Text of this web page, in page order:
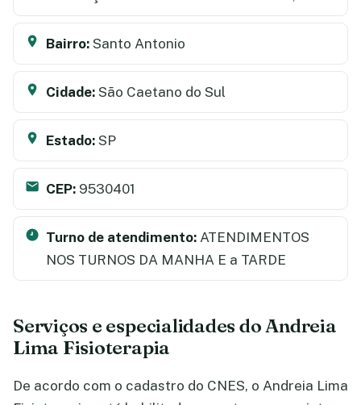
Bairro: Santo Antonio
Cidade: São Caetano do Sul
Estado: SP
CEP: 9530401
Turno de atendimento: ATENDIMENTOS
NOS TURNOS DA MANHA E a TARDE
Serviços e especialidades do Andreia
Lima Fisioterapia
De acordo com o cadastro do CNES, o Andreia Lima